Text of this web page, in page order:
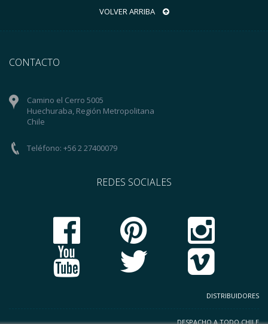
VOLVER ARRIBA
CONTACTO
Camino el Cerro 5005
Huechuraba, Región Metropolitana
Chile
Teléfono: +56 2 27400079
REDES SOCIALES
DISTRIBUIDORES
DESPACHO A TODO CHILE